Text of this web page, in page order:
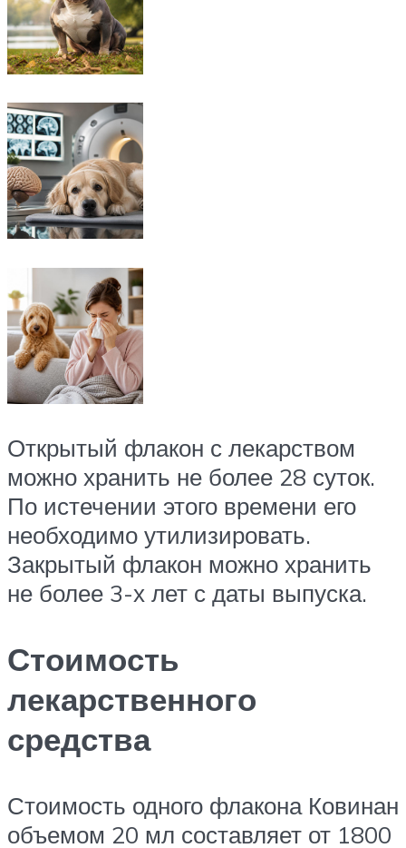
Открытый флакон с лекарством
можно хранить не более 28 суток.
По истечении этого времени его
необходимо утилизировать.
Закрытый флакон можно хранить
не более 3-х лет с даты выпуска.
Стоимость
лекарственного
средства
Стоимость одного флакона Ковинан
объемом 20 мл составляет от 1800